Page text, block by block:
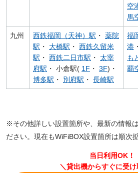
空
馬
九州 西鉄福岡（天神）駅 ・ 薬院
駅 ・ 大橋駅 ・ 西鉄久留米
駅 ・ 西鉄二日市駅 ・ 太宰
府駅 ・ 小倉駅( 1F ・ 3F)・
博多駅 ・ 別府駅 ・ 長崎駅
福
港
も
覇
※その他詳しい設置箇所や、最新の情報は
ださい。現在もWiFiBOX設置箇所は順次
当日利用OK！
＼貸出機からすぐに受